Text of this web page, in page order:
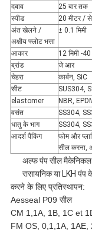
दबाव
25 बार तक
स्पीड
20 मीटर /
अंत खेलने /
अक्षीय फ्लोट भत्ता
± 0.1 मिमी
आकार
12 मिमी -40
ब्रांड
जे आर
चेहरा
कार्बन, SiC
सीट
SUS304,
elastomer
NBR,
वसंत
SS304,
धातु के भाग
SS304,
आदर्श पैकिंग
फोम और
सील करना,
अल्फ पंप सील मैकेनिकल
रासायनिक या LKH
करने के लिए प्रतिस्थापन:
Aesseal P09 सील
CM 1,1A, 1B, 1C et
FM OS, 0,1,1A, 1AE,